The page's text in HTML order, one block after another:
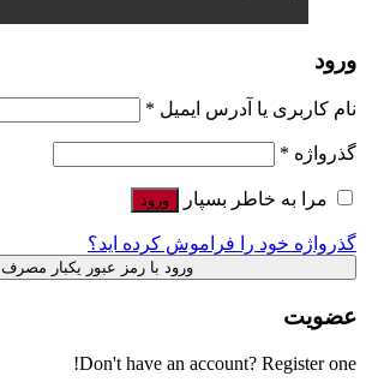
ورود
نام کاربری یا آدرس ایمیل *
گذرواژه *
مرا به خاطر بسپار ورود
گذرواژه خود را فراموش کرده اید؟
ورود با رمز عبور یکبار مصرف
عضویت
Don't have an account? Register one!